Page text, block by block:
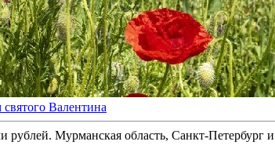
Валентина
Мурманская область, Санкт-Петербург